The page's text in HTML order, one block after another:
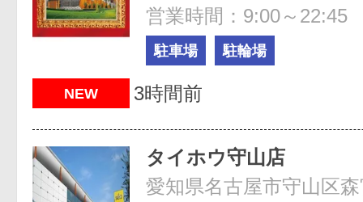
営業時間：9:00～22:45
駐車場 駐輪場
NEW 3時間前
タイホウ守山店
愛知県名古屋市守山区